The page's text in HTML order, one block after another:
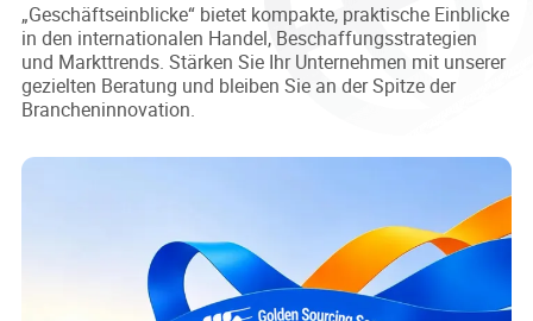
„Geschäftseinblicke“ bietet kompakte, praktische Einblicke
in den internationalen Handel, Beschaffungsstrategien
und Markttrends. Stärken Sie Ihr Unternehmen mit unserer
gezielten Beratung und bleiben Sie an der Spitze der
Brancheninnovation.